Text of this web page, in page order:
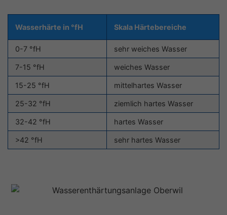
Wasserhärte in °fH Skala Härtebereiche
0-7 °fH sehr weiches Wasser
7-15 °fH weiches Wasser
15-25 °fH mittelhartes Wasser
25-32 °fH ziemlich hartes Wasser
32-42 °fH hartes Wasser
>42 °fH sehr hartes Wasser